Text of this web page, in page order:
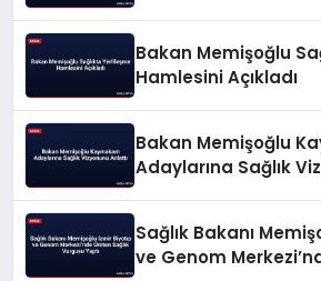
Bakan Memişoğlu
Hamlesini Açıkladı
Bakan Memişoğlu
Adaylarına Sağlık
Sağlık Bakanı
ve Genom